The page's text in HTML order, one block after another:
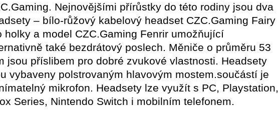
Nejnovějšími přírůstky do této rodiny jsou dva
– bílo-růžový kabelový headset CZC.Gaming Fairy
holky a model CZC.Gaming Fenrir umožňující
také bezdrátový poslech. Měniče o průměru 53
jsou příslibem pro dobré zvukové vlastnosti. Headsety
vybaveny polstrovaným hlavovým mostem.součástí je
mikrofon. Headsety lze využít s PC, Playstation,
Series, Nintendo Switch i mobilním telefonem.